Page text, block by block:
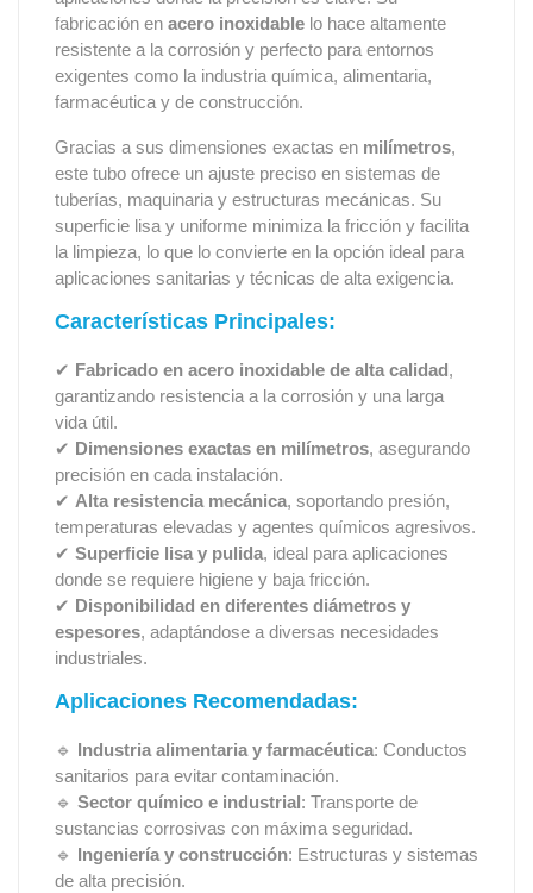
fabricación en acero inoxidable lo hace altamente
resistente a la corrosión y perfecto para entornos
exigentes como la industria química, alimentaria,
farmacéutica y de construcción.
Gracias a sus dimensiones exactas en milímetros,
este tubo ofrece un ajuste preciso en sistemas de
tuberías, maquinaria y estructuras mecánicas. Su
superficie lisa y uniforme minimiza la fricción y facilita
la limpieza, lo que lo convierte en la opción ideal para
aplicaciones sanitarias y técnicas de alta exigencia.
Características Principales:
✔ Fabricado en acero inoxidable de alta calidad,
garantizando resistencia a la corrosión y una larga
vida útil.
✔ Dimensiones exactas en milímetros, asegurando
precisión en cada instalación.
✔ Alta resistencia mecánica, soportando presión,
temperaturas elevadas y agentes químicos agresivos.
✔ Superficie lisa y pulida, ideal para aplicaciones
donde se requiere higiene y baja fricción.
✔ Disponibilidad en diferentes diámetros y
espesores, adaptándose a diversas necesidades
industriales.
Aplicaciones Recomendadas:
🔹 Industria alimentaria y farmacéutica: Conductos
sanitarios para evitar contaminación.
🔹 Sector químico e industrial: Transporte de
sustancias corrosivas con máxima seguridad.
🔹 Ingeniería y construcción: Estructuras y sistemas
de alta precisión.